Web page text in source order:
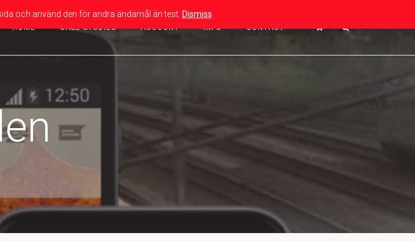
HOME CASE STUDIES ACCOUNT INFO CONTACT
och använd den för andra ändamål än test. Dismiss